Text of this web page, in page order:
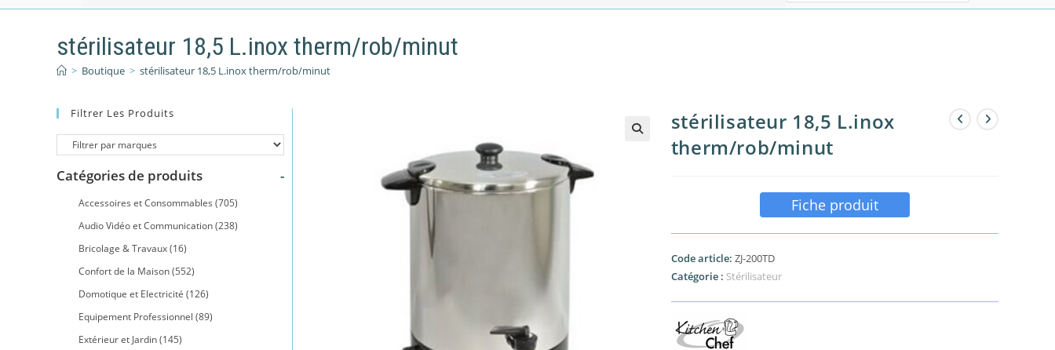
stérilisateur 18,5 L.inox therm/rob/minut
> Boutique > stérilisateur 18,5 L.inox therm/rob/minut
stérilisateur 18,5 L.inox
therm/rob/minut
Fiche produit
Code article: ZJ-200TD
Catégorie : Stérilisateur
Filtrer Les Produits
Catégories de produits -
Accessoires et Consommables (705)
Audio Vidéo et Communication(238)
Bricolage & Travaux(16)
Confort de la Maison(552)
Domotique et Electricité (126)
Equipement Professionnel (89)
Extérieur et Jardin(145)